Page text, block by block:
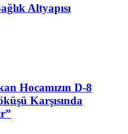
Altyapısı
Hocamızın D-8
Karşısında